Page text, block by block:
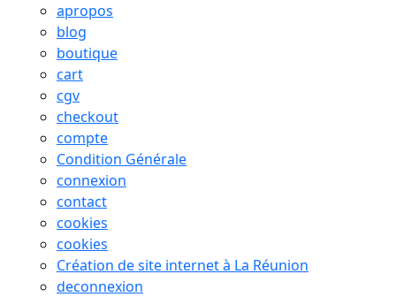
apropos
blog
boutique
cart
cgv
checkout
compte
Condition Générale
connexion
contact
cookies
cookies
Création de site internet à La Réunion
deconnexion